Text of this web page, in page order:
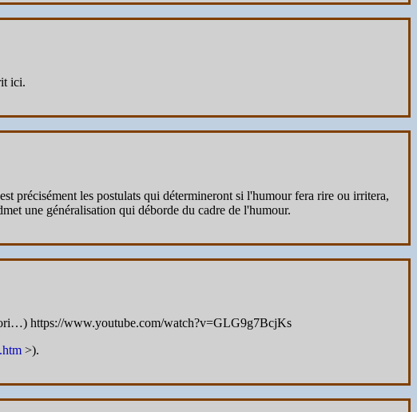
ici.
précisément les postulats qui détermineront si l'humour fera rire ou irritera,
une généralisation qui déborde du cadre de l'humour.
https://www.youtube.com/watch?v=GLG9g7BcjKs
>).